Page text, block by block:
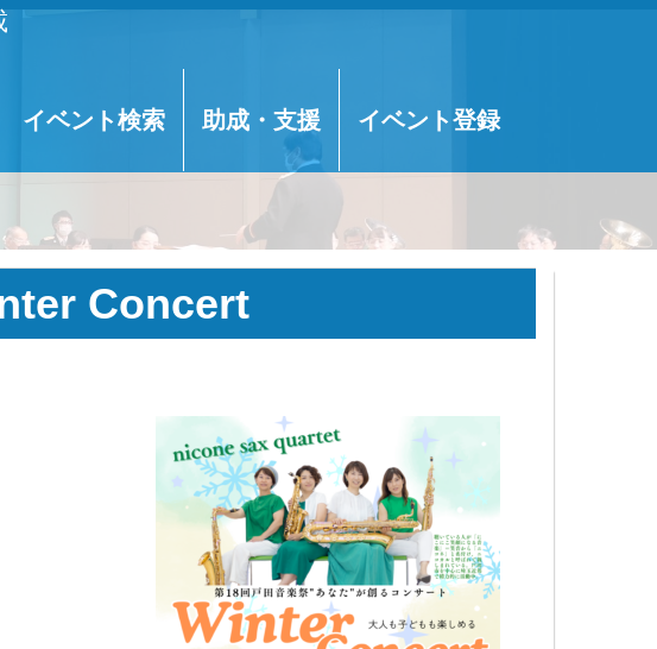
イベント検索 助成・支援 イベント登録
Concert